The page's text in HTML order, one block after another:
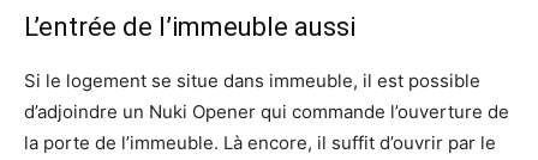
L’entrée de l’immeuble aussi
Si le logement se situe dans immeuble, il est possible
d’adjoindre un Nuki Opener qui commande l’ouverture de
la porte de l’immeuble. Là encore, il suffit d’ouvrir par le